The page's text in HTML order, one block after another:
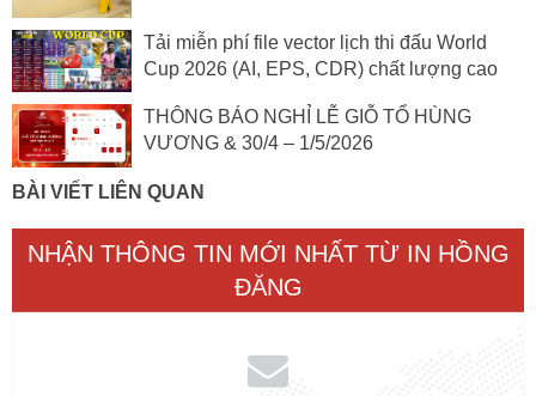
Tải miễn phí file vector lịch thi đấu World
Cup 2026 (AI, EPS, CDR) chất lượng cao
THÔNG BÁO NGHỈ LỄ GIỖ TỔ HÙNG
VƯƠNG & 30/4 – 1/5/2026
BÀI VIẾT LIÊN QUAN
NHẬN THÔNG TIN MỚI NHẤT TỪ IN HỒNG
ĐĂNG